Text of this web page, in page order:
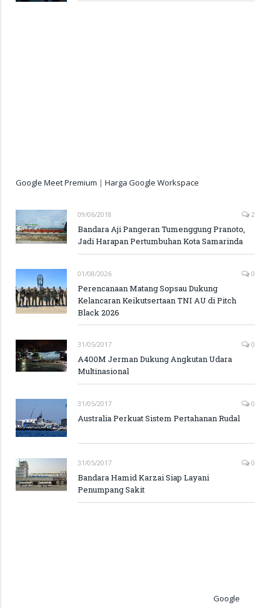
Google Meet Premium | Harga Google Workspace
09/06/2018 2
Bandara Aji Pangeran Tumenggung Pranoto,
Jadi Harapan Pertumbuhan Kota Samarinda
01/08/2026 0
Perencanaan Matang Sopsau Dukung
Kelancaran Keikutsertaan TNI AU di Pitch
Black 2026
31/05/2017 0
A400M Jerman Dukung Angkutan Udara
Multinasional
31/05/2017 0
Australia Perkuat Sistem Pertahanan Rudal
31/05/2017 0
Bandara Hamid Karzai Siap Layani
Penumpang Sakit
Google